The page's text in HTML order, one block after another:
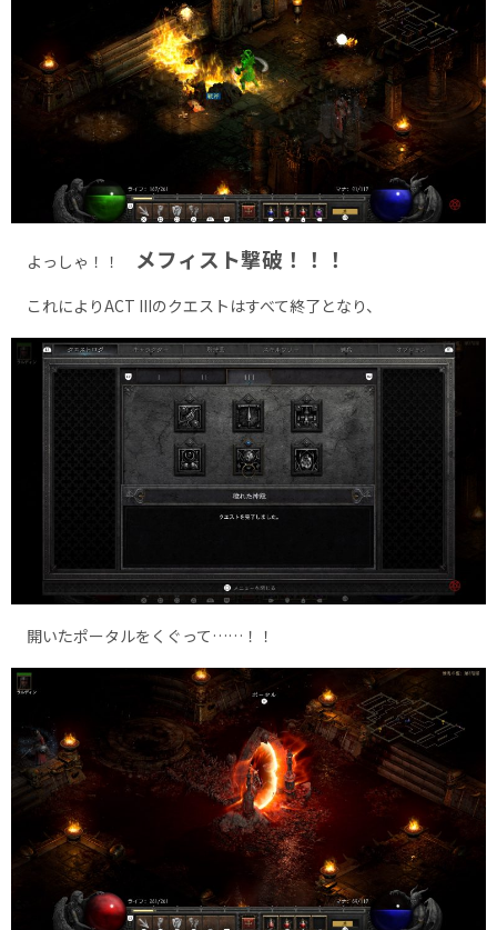
よっしゃ！！ メフィスト撃破！！！
これによりACT IIIのクエストはすべて終了となり、
開いたポータルをくぐって……！！